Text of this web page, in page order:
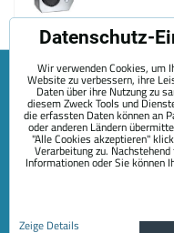
Sitemap Allgemeine
Datenschutz-
Wir verwenden Cookies, um
Website zu verbessern, ihre
Daten über ihre Nutzung zu
diesem Zweck Tools und
die erfassten Daten können an
oder anderen Ländern
"Alle Cookies akzeptieren"
Verarbeitung zu.
Informationen oder Sie können
Zeige Details